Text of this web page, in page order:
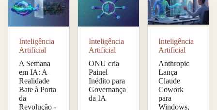
Inteligência
Artificial
A Semana
em IA: A
Realidade
Bate à Porta
da
Revolução -
Inteligência
Artificial
ONU cria
Painel
Inédito para
Governança
da IA
Inteligência
Artificial
Anthropic
Lança
Claude
Cowork
para
Windows,